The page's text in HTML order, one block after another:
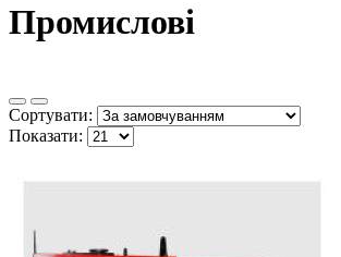
Промислові
Сортувати:
Показати: